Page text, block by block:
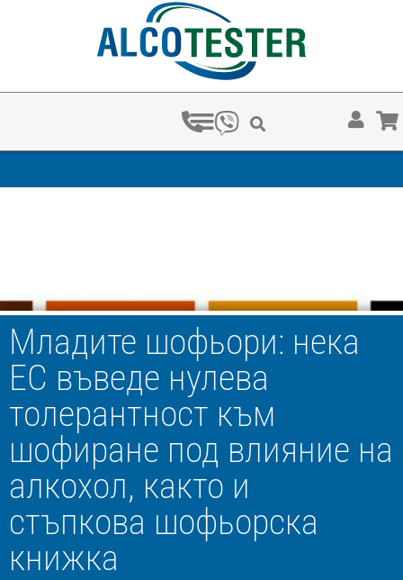
Младите шофьори: нека
ЕС въведе нулева
толерантност към
шофиране под влияние на
алкохол, както и
стъпкова шофьорска
книжка